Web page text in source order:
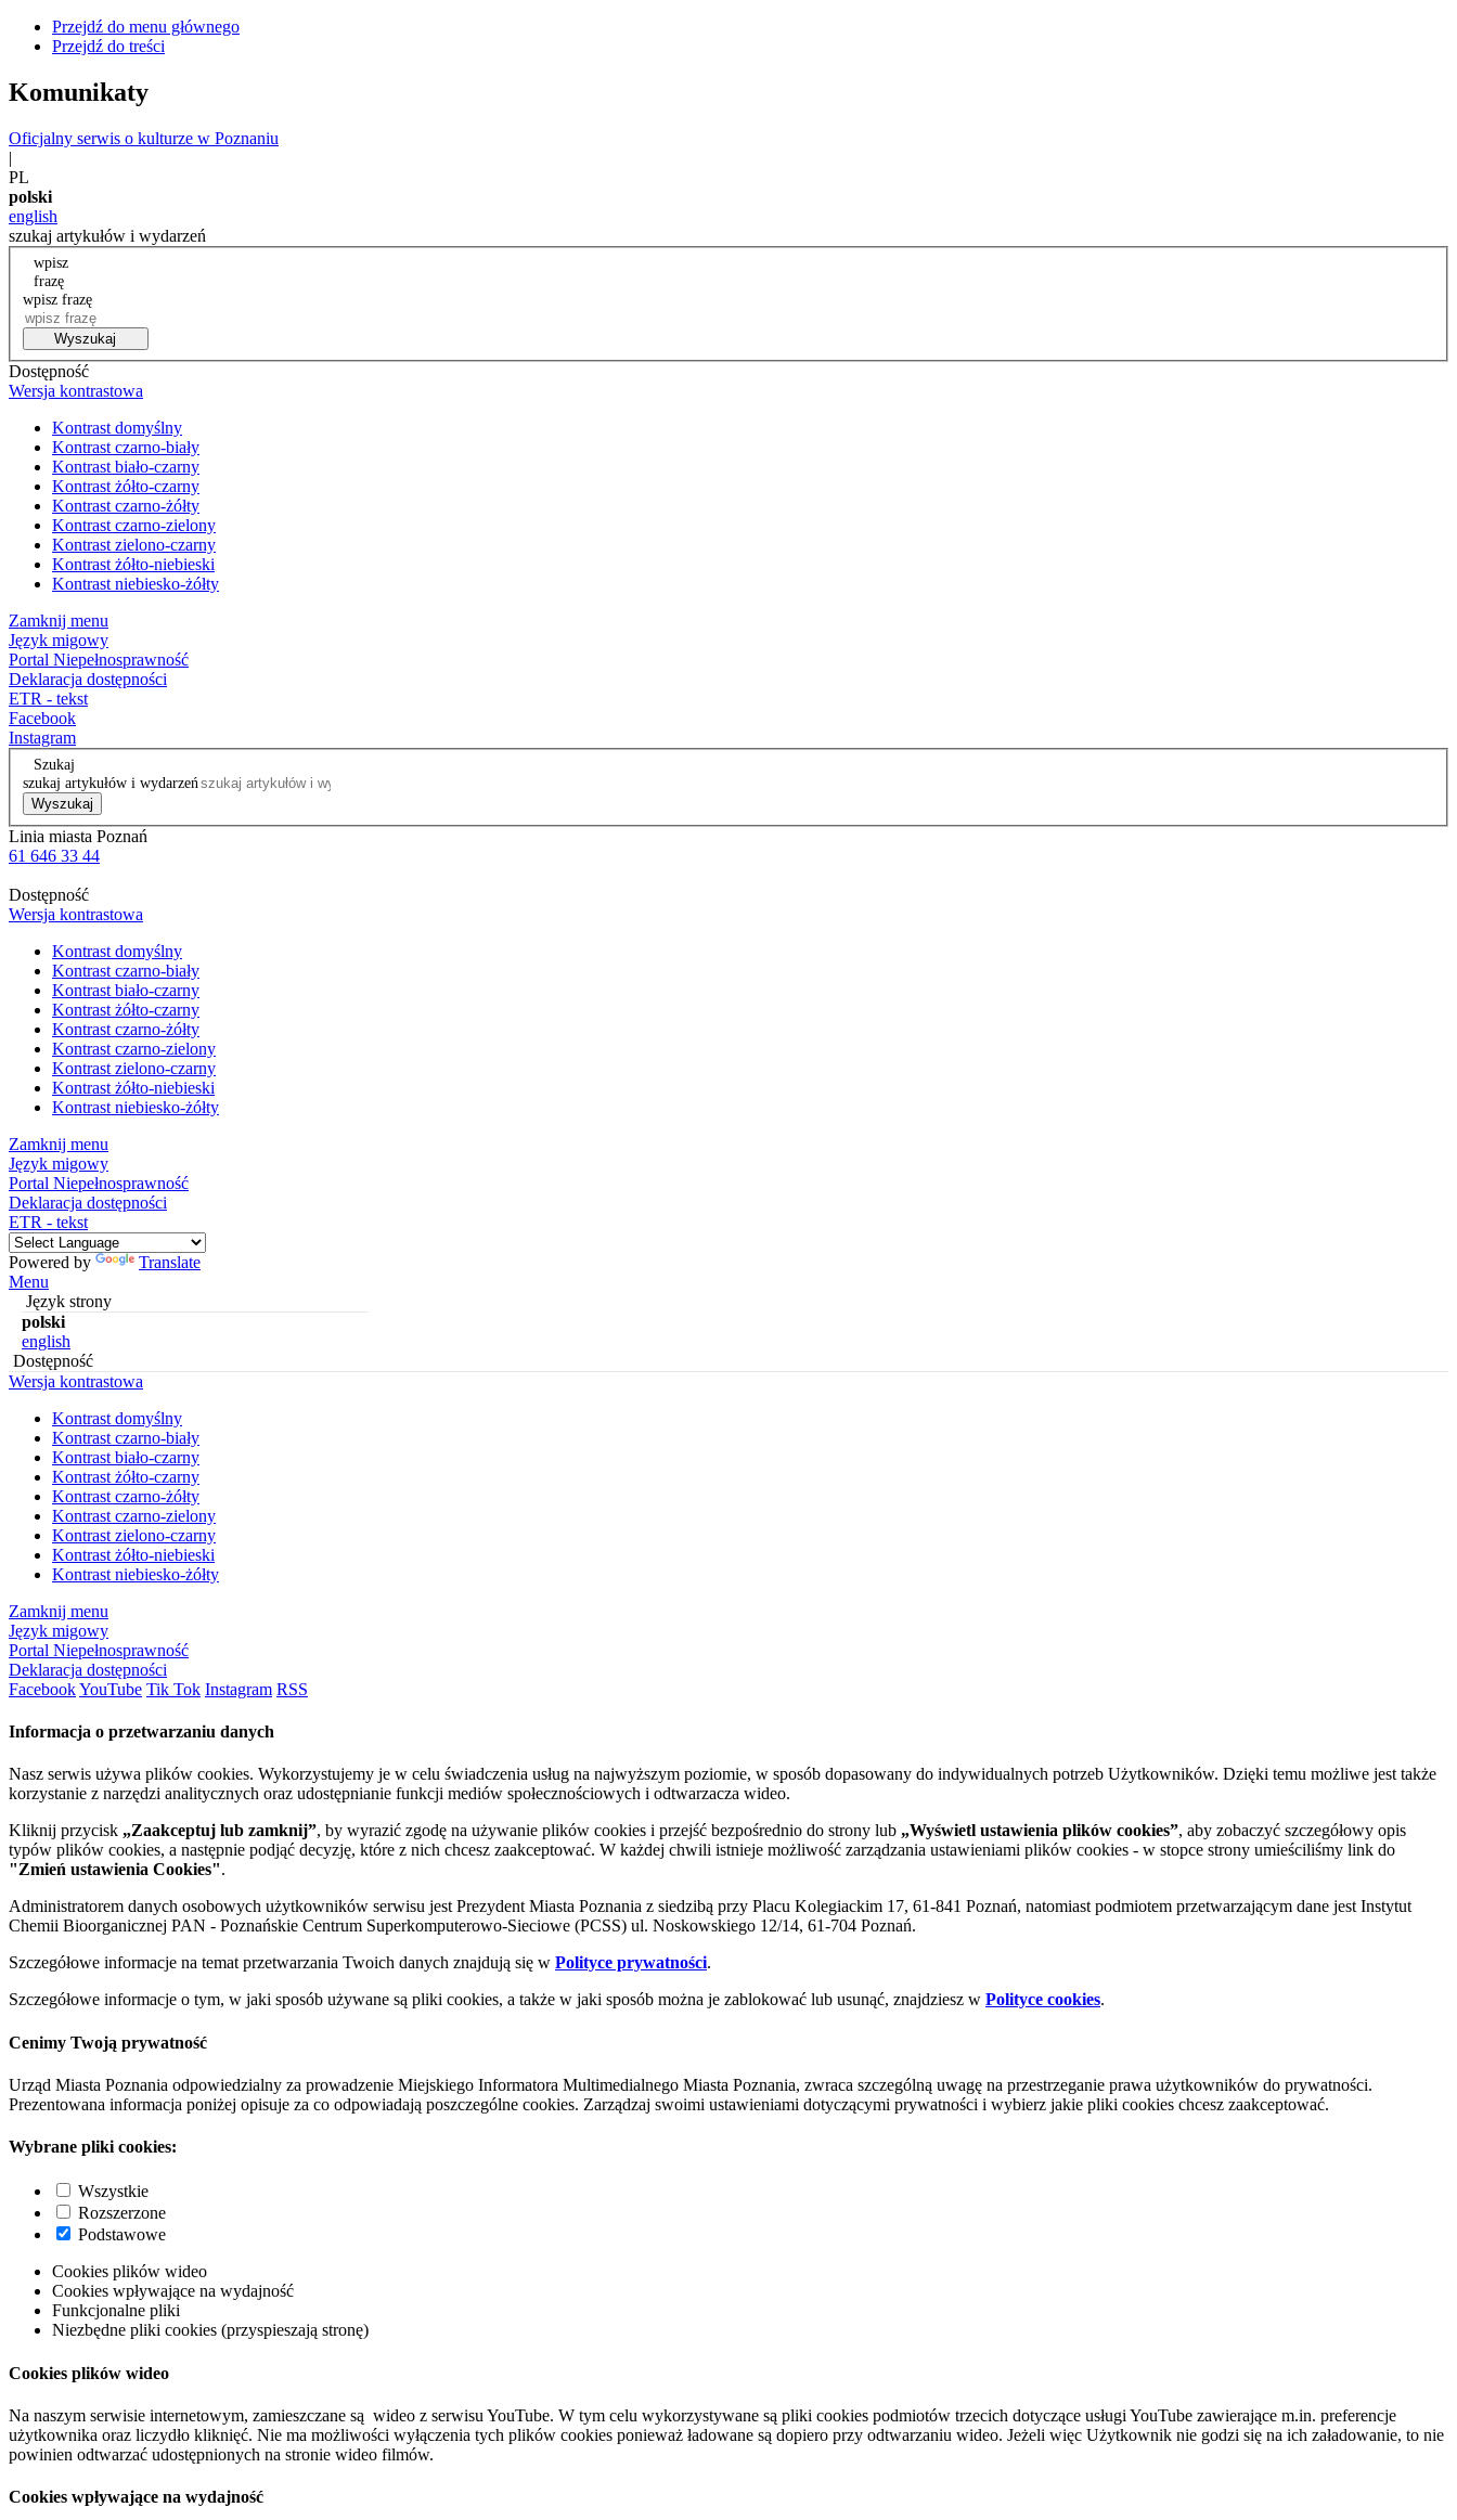
Przejdź do menu głównego
Przejdź do treści
Komunikaty
Oficjalny serwis o kulturze w Poznaniu
|
PL
polski
english
szukaj artykułów i wydarzeń
wpisz
frazę
wpisz frazę
Wyszukaj
Dostępność
Wersja kontrastowa
Kontrast domyślny
Kontrast czarno-biały
Kontrast biało-czarny
Kontrast żółto-czarny
Kontrast czarno-żółty
Kontrast czarno-zielony
Kontrast zielono-czarny
Kontrast żółto-niebieski
Kontrast niebiesko-żółty
Zamknij menu
Język migowy
Portal Niepełnosprawność
Deklaracja dostępności
ETR - tekst
Facebook
Instagram
Szukaj
szukaj artykułów i wydarzeń
Wyszukaj
Linia miasta Poznań
61 646 33 44
Dostępność
Wersja kontrastowa
Kontrast domyślny
Kontrast czarno-biały
Kontrast biało-czarny
Kontrast żółto-czarny
Kontrast czarno-żółty
Kontrast czarno-zielony
Kontrast zielono-czarny
Kontrast żółto-niebieski
Kontrast niebiesko-żółty
Zamknij menu
Język migowy
Portal Niepełnosprawność
Deklaracja dostępności
ETR - tekst
Powered by
Translate
Menu
Język strony
polski
english
Dostępność
Wersja kontrastowa
Kontrast domyślny
Kontrast czarno-biały
Kontrast biało-czarny
Kontrast żółto-czarny
Kontrast czarno-żółty
Kontrast czarno-zielony
Kontrast zielono-czarny
Kontrast żółto-niebieski
Kontrast niebiesko-żółty
Zamknij menu
Język migowy
Portal Niepełnosprawność
Deklaracja dostępności
FacebookYouTube Tik Tok Instagram RSS
Informacja o przetwarzaniu danych
Nasz serwis używa plików cookies. Wykorzystujemy je w celu świadczenia usług na najwyższym poziomie, w sposób dopasowany do indywidualnych potrzeb Użytkowników. Dzięki temu możliwe jest także
korzystanie z narzędzi analitycznych oraz udostępnianie funkcji mediów społecznościowych i odtwarzacza wideo.
Kliknij przycisk „Zaakceptuj lub zamknij”, by wyrazić zgodę na używanie plików cookies i przejść bezpośrednio do strony lub „Wyświetl ustawienia plików cookies”, aby zobaczyć szczegółowy opis
typów plików cookies, a następnie podjąć decyzję, które z nich chcesz zaakceptować. W każdej chwili istnieje możliwość zarządzania ustawieniami plików cookies - w stopce strony umieściliśmy link do
"Zmień ustawienia Cookies".
Administratorem danych osobowych użytkowników serwisu jest Prezydent Miasta Poznania z siedzibą przy Placu Kolegiackim 17, 61-841 Poznań, natomiast podmiotem przetwarzającym dane jest Instytut
Chemii Bioorganicznej PAN - Poznańskie Centrum Superkomputerowo-Sieciowe (PCSS) ul. Noskowskiego 12/14, 61-704 Poznań.
Szczegółowe informacje na temat przetwarzania Twoich danych znajdują się w Polityce prywatności.
Szczegółowe informacje o tym, w jaki sposób używane są pliki cookies, a także w jaki sposób można je zablokować lub usunąć, znajdziesz w Polityce cookies.
Cenimy Twoją prywatność
Urząd Miasta Poznania odpowiedzialny za prowadzenie Miejskiego Informatora Multimedialnego Miasta Poznania, zwraca szczególną uwagę na przestrzeganie prawa użytkowników do prywatności.
Prezentowana informacja poniżej opisuje za co odpowiadają poszczególne cookies. Zarządzaj swoimi ustawieniami dotyczącymi prywatności i wybierz jakie pliki cookies chcesz zaakceptować.
Wybrane pliki cookies:
Wszystkie
Rozszerzone
Podstawowe
Cookies plików wideo
Cookies wpływające na wydajność
Funkcjonalne pliki
Niezbędne pliki cookies (przyspieszają stronę)
Cookies plików wideo
Na naszym serwisie internetowym, zamieszczane są wideo z serwisu YouTube. W tym celu wykorzystywane są pliki cookies podmiotów trzecich dotyczące usługi YouTube zawierające m.in. preferencje
użytkownika oraz liczydło kliknięć. Nie ma możliwości wyłączenia tych plików cookies ponieważ ładowane są dopiero przy odtwarzaniu wideo. Jeżeli więc Użytkownik nie godzi się na ich załadowanie, to nie
powinien odtwarzać udostępnionych na stronie wideo filmów.
Cookies wpływające na wydajność